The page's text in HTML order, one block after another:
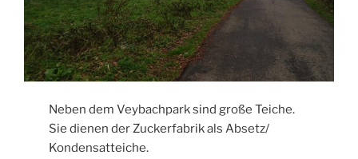
Neben dem Veybachpark sind große Teiche.
Sie dienen der Zuckerfabrik als Absetz/
Kondensatteiche.